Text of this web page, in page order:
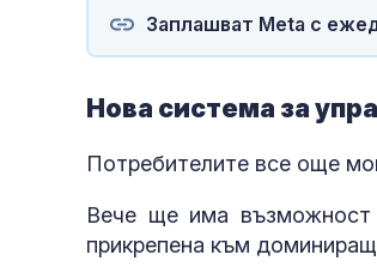
Заплашват Meta с
Нова система за
Потребителите все още
Вече ще има възможност
прикрепена към